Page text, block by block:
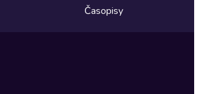
Časopisy